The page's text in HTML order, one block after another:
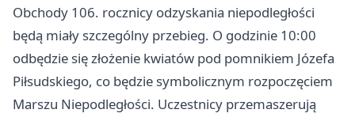
Obchody 106. rocznicy odzyskania niepodległości
będą miały szczególny przebieg. O godzinie 10:00
odbędzie się złożenie kwiatów pod pomnikiem Józefa
Piłsudskiego, co będzie symbolicznym rozpoczęciem
Marszu Niepodległości. Uczestnicy przemaszerują